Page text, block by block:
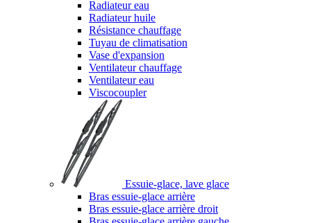
Radiateur eau
Radiateur huile
Résistance chauffage
Tuyau de climatisation
Vase d'expansion
Ventilateur chauffage
Ventilateur eau
Viscocoupler
Essuie-glace, lave glace
Bras essuie-glace arrière
Bras essuie-glace arrière droit